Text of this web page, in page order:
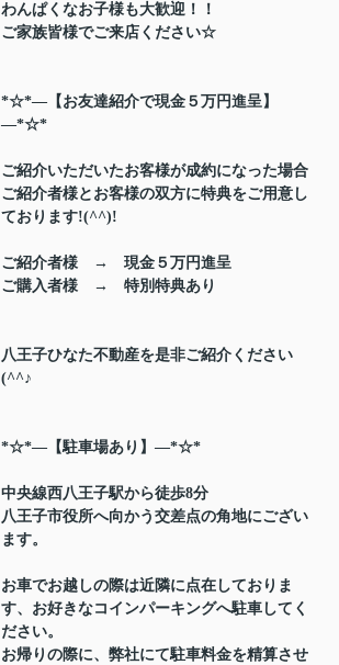
わんぱくなお子様も大歓迎！！
ご家族皆様でご来店ください☆
*☆*―【お友達紹介で現金５万円進呈】
―*☆*
ご紹介いただいたお客様が成約になった場合
ご紹介者様とお客様の双方に特典をご用意し
ております!(^^)!
ご紹介者様 → 現金５万円進呈
ご購入者様 → 特別特典あり
八王子ひなた不動産を是非ご紹介ください
(^^♪
*☆*―【駐車場あり】―*☆*
中央線西八王子駅から徒歩8分
八王子市役所へ向かう交差点の角地にござい
ます。
お車でお越しの際は近隣に点在しておりま
す、お好きなコインパーキングへ駐車してく
ださい。
お帰りの際に、弊社にて駐車料金を精算させ